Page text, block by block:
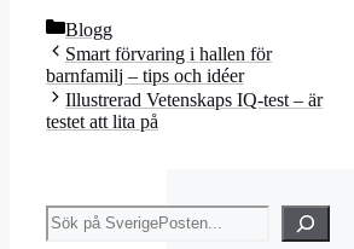
Kategorier
Blogg
Smart förvaring i hallen för
barnfamilj – tips och idéer
Illustrerad Vetenskaps IQ-test – är
testet att lita på
Sök